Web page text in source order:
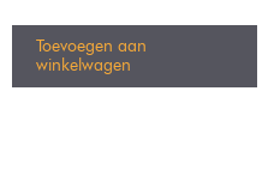
Andere soort woonkamer
muurlampen.Het voordeel aan
ruimte innemen. Ze staan niet
woonkamer lampen nooit in de
voor ruimtes die aan de kleinere